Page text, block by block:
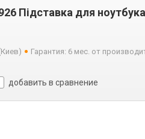
Підставка для
Гарантия: 6 мес. от
добавить в сравнение